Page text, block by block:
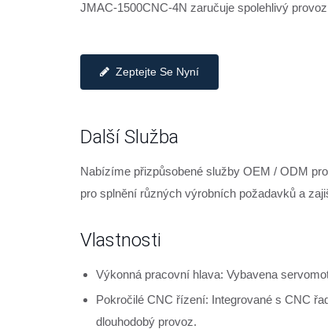
JMAC-1500CNC-4N zaručuje spolehlivý
Zeptejte Se Nyní
Další Služba
Nabízíme přizpůsobené služby OEM / ODM
pro splnění různých výrobních požadavků a
Vlastnosti
Výkonná pracovní hlava: Vybavena
Pokročilé CNC řízení: Integrované s CNC
dlouhodobý provoz.